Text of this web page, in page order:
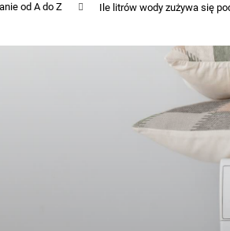
od A do Z Ile litrów wody zużywa się